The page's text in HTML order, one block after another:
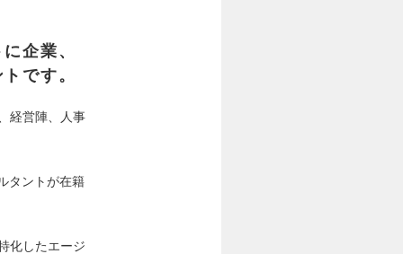
企業、
です。
経営陣、人事
タントが在籍
化したエージ